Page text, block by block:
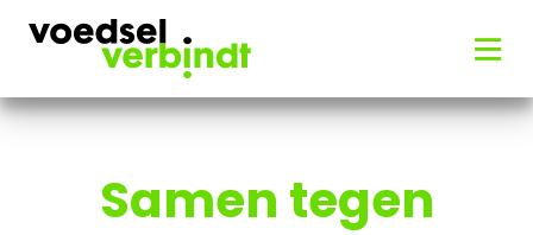
Samen tegen